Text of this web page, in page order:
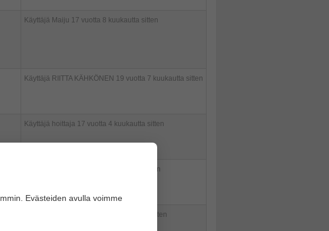
Käyttäjä Maiju 17 vuotta 8 kuukautta sitten
Käyttäjä RIITTA KÄHKÖNEN 19 vuotta 7 kuukautta sitten
Käyttäjä hoittaja 17 vuotta 4 kuukautta sitten
17 vuotta 10 kuukautta sitten
17 vuotta 11 kuukautta sitten
Evästeiden avulla voimme